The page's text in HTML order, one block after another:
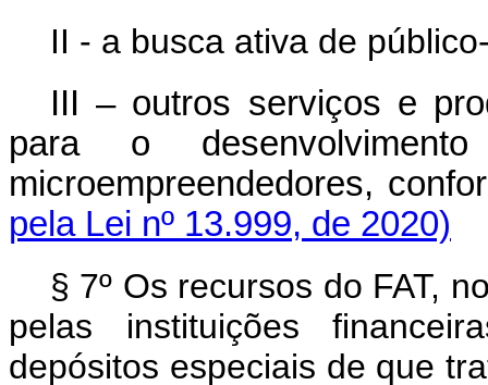
II - a busca ativa de
III – outros serviços e
para o
microempreendedores,
pela Lei nº 13.999, de 2020)
§ 7º Os recursos do FAT,
pelas instituições
depósitos especiais de que